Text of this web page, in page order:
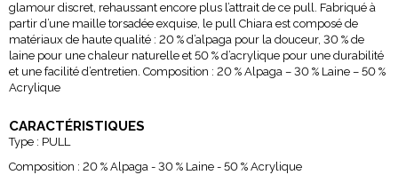
glamour discret, rehaussant encore plus l’attrait de ce pull. Fabriqué à
partir d’une maille torsadée exquise, le pull Chiara est composé de
matériaux de haute qualité : 20 % d’alpaga pour la douceur, 30 % de
laine pour une chaleur naturelle et 50 % d’acrylique pour une durabilité
et une facilité d’entretien. Composition : 20 % Alpaga – 30 % Laine – 50 %
Acrylique
CARACTÉRISTIQUES
Type : PULL
Composition : 20 % Alpaga - 30 % Laine - 50 % Acrylique